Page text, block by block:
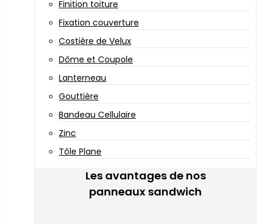
Finition toiture
Fixation couverture
Costière de Velux
Dôme et Coupole
Lanterneau
Gouttière
Bandeau Cellulaire
Zinc
Tôle Plane
Les avantages de nos
panneaux sandwich